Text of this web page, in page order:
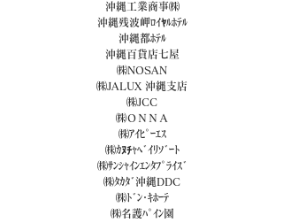
沖縄工業商事㈱
沖縄残波岬ﾛｲﾔﾙﾎﾃﾙ
沖縄都ﾎﾃﾙ
沖縄百貨店七屋
㈱NOSAN
㈱JALUX 沖縄支店
㈱JCC
㈱ＯＮＮＡ
㈱ｱｲﾋﾟｰｴｽ
㈱ｶﾇﾁｬﾍﾞｲﾘｿﾞｰﾄ
㈱ｻﾝｼｬｲﾝｴﾝﾀﾌﾟﾗｲｽﾞ
㈱ﾀｶﾀﾞ沖縄DDC
㈱ﾄﾞﾝ･ｷﾎｰﾃ
㈱名護ﾊﾟｲﾝ園